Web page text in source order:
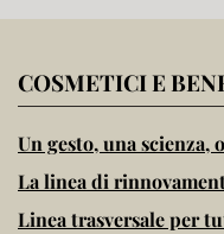
COSMETICI E
Un gesto, una scienza,
La linea di
Linea trasversale per